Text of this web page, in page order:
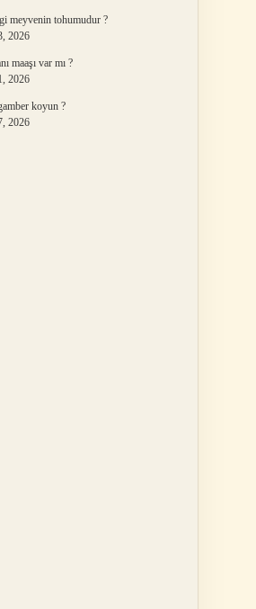
meyvenin tohumudur ?
2026
maaşı var mı ?
2026
koyun ?
2026